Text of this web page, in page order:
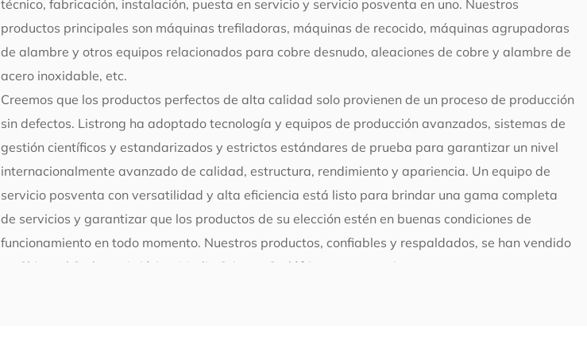
técnico, fabricación, instalación, puesta en servicio y servicio posventa en uno. Nuestros
productos principales son máquinas trefiladoras, máquinas de recocido, máquinas agrupadoras
de alambre y otros equipos relacionados para cobre desnudo, aleaciones de cobre y alambre de
acero inoxidable, etc.
Creemos que los productos perfectos de alta calidad solo provienen de un proceso de producción
sin defectos. Listrong ha adoptado tecnología y equipos de producción avanzados, sistemas de
gestión científicos y estandarizados y estrictos estándares de prueba para garantizar un nivel
internacionalmente avanzado de calidad, estructura, rendimiento y apariencia. Un equipo de
servicio posventa con versatilidad y alta eficiencia está listo para brindar una gama completa
de servicios y garantizar que los productos de su elección estén en buenas condiciones de
funcionamiento en todo momento. Nuestros productos, confiables y respaldados, se han vendido
en China, el Sudeste Asiático, Medio Oriente, Sudáfrica y otras regiones.